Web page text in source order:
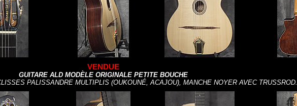
VENDUE
GUITARE ALD MODÈLE ORIGINALE PETITE BOUCHE
PALISSANDRE MULTIPLIS (OUKOUNÉ, ACAJOU), MANCHE NOYER AVEC TRUSSROD.